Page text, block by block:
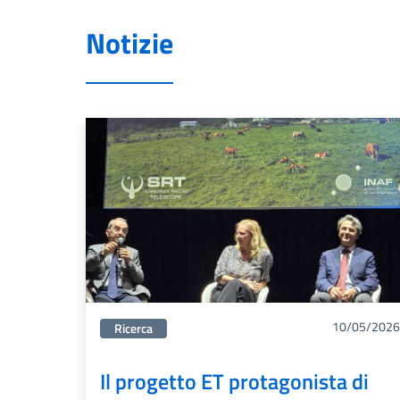
Notizie
Categorie correlata:
Ricerca 10/05/2026
Il progetto ET protagonista di